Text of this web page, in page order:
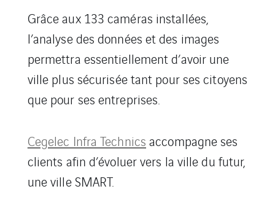
Grâce aux 133 caméras installées,
l’analyse des données et des images
permettra essentiellement d’avoir une
ville plus sécurisée tant pour ses citoyens
que pour ses entreprises.
Cegelec Infra Technics accompagne ses
clients afin d’évoluer vers la ville du futur,
une ville SMART.